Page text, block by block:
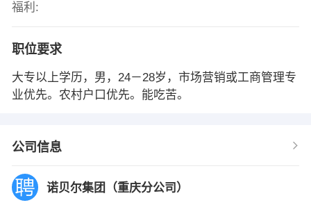
福利:
职位要求
大专以上学历，男，24－28岁，市场营销或工商管理专
业优先。农村户口优先。能吃苦。
公司信息
诺贝尔集团（重庆分公司）